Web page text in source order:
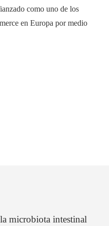
como uno de los
en Europa por medio
microbiota intestinal